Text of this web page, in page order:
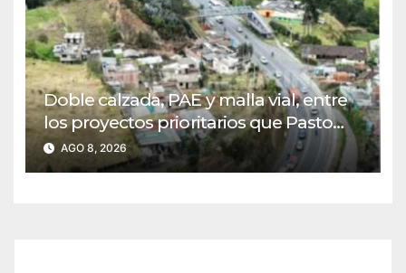
Doble calzada, PAE y malla vial, entre
los proyectos prioritarios que Pasto
presentará al nuevo Gobierno
Nacional
AGO 8, 2026